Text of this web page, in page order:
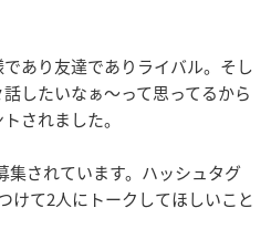
あり友達でありライバル。そし
したいなぁ〜って思ってるから
されました。
されています。ハッシュタグ
けて2人にトークしてほしいこと